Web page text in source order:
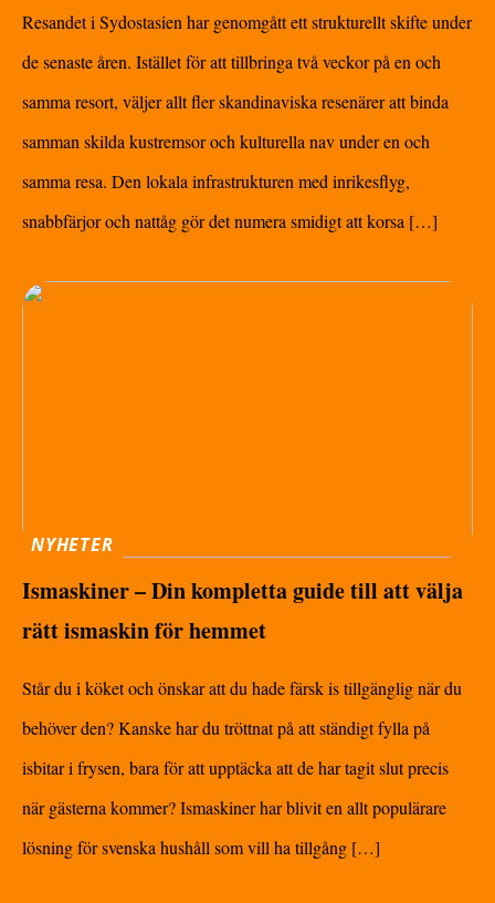
Resandet i Sydostasien har genomgått ett strukturellt skifte under
de senaste åren. Istället för att tillbringa två veckor på en och
samma resort, väljer allt fler skandinaviska resenärer att binda
samman skilda kustremsor och kulturella nav under en och
samma resa. Den lokala infrastrukturen med inrikesflyg,
snabbfärjor och nattåg gör det numera smidigt att korsa […]
NYHETER
Ismaskiner – Din kompletta guide till att välja
rätt ismaskin för hemmet
Står du i köket och önskar att du hade färsk is tillgänglig när du
behöver den? Kanske har du tröttnat på att ständigt fylla på
isbitar i frysen, bara för att upptäcka att de har tagit slut precis
när gästerna kommer? Ismaskiner har blivit en allt populärare
lösning för svenska hushåll som vill ha tillgång […]